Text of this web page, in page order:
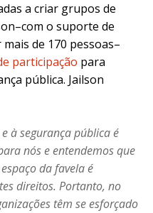
a criar grupos de
o suporte de
de 170 pessoas–
participação para
pública. Jailson
à segurança pública é
nós e entendemos que
da favela é
direitos. Portanto, no
têm se esforçado